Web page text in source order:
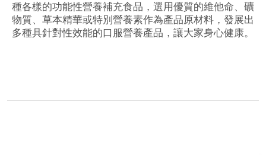
種各樣的功能性營養補充食品，選用優質的維他命、礦
物質、草本精華或特別營養素作為產品原材料，發展出
多種具針對性效能的口服營養產品，讓大家身心健康。